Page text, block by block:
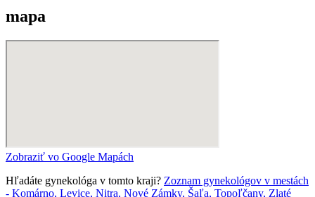
mapa
Zobraziť vo Google Mapách
Hľadáte gynekológa v tomto kraji? Zoznam gynekológov v mestách
- Komárno, Levice, Nitra, Nové Zámky, Šaľa, Topoľčany, Zlaté